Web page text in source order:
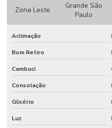
Papel crepom branco atacado
Papel crepom impermeável
Papel crepom parafinado
Papel crepom parafinado preço
Papel parecido com veludo
Zona Leste
Grande São
Paulo
Aclimação
Bom Retiro
Cambuci
Consolação
Glicério
Luz